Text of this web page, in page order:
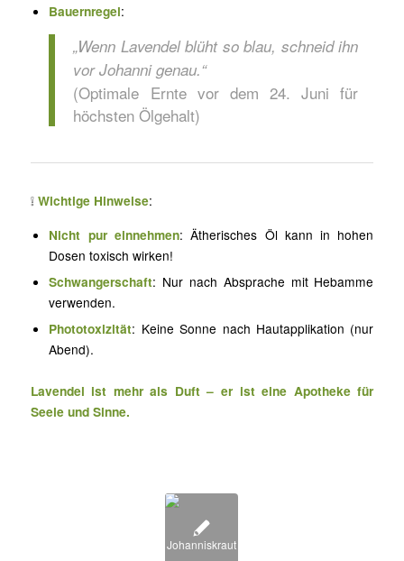
Bauernregel:
„Wenn Lavendel blüht so blau, schneid ihn
vor Johanni genau.“
(Optimale Ernte vor dem 24. Juni für
höchsten Ölgehalt)
❕ Wichtige Hinweise:
Nicht pur einnehmen: Ätherisches Öl kann in hohen
Dosen toxisch wirken!
Schwangerschaft: Nur nach Absprache mit Hebamme
verwenden.
Phototoxizität: Keine Sonne nach Hautapplikation (nur
Abend).
Lavendel ist mehr als Duft – er ist eine Apotheke für
Seele und Sinne.